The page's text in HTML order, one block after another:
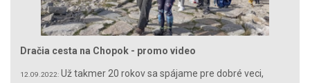
Dračia cesta na Chopok - promo video
12.09.2022: Už takmer 20 rokov sa spájame pre dobré veci,